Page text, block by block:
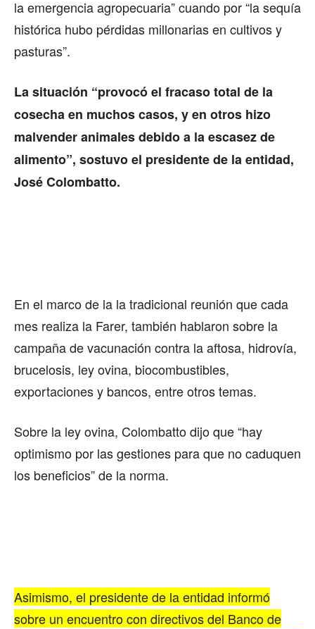
la emergencia agropecuaria” cuando por “la sequía
histórica hubo pérdidas millonarias en cultivos y
pasturas”.
La situación “provocó el fracaso total de la
cosecha en muchos casos, y en otros hizo
malvender animales debido a la escasez de
alimento”, sostuvo el presidente de la entidad,
José Colombatto.
En el marco de la la tradicional reunión que cada
mes realiza la Farer, también hablaron sobre la
campaña de vacunación contra la aftosa, hidrovía,
brucelosis, ley ovina, biocombustibles,
exportaciones y bancos, entre otros temas.
Sobre la ley ovina, Colombatto dijo que “hay
optimismo por las gestiones para que no caduquen
los beneficios” de la norma.
Asimismo, el presidente de la entidad informó
sobre un encuentro con directivos del Banco de